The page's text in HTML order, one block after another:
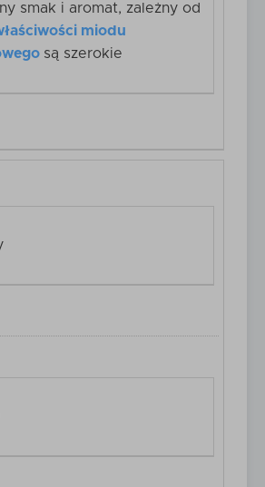
smak i aromat, zależny od
miodu
są szerokie